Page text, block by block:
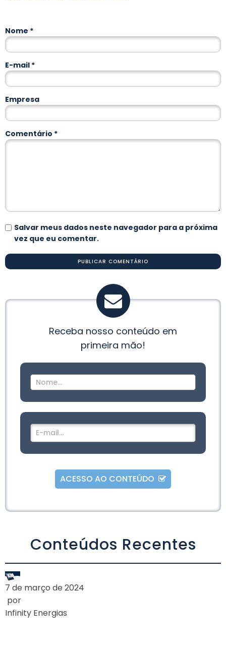
Comentário *
Nome *
E-mail *
Empresa
Salvar meus dados neste navegador para a próxima
vez que eu comentar.
Receba nosso conteúdo em
primeira mão!
ACESSO AO CONTEÚDO
Conteúdos Recentes
7 de março de 2024
por
Infinity Energias